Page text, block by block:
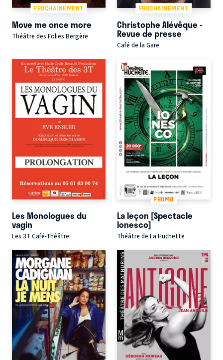
PROCHAINEMENT
Move me once more
Théâtre des Folies Bergère
PROCHAINEMENT
Christophe Alévêque -
Revue de presse
Café de la Gare
Les Monologues du
vagin
Les 3T Café-Théâtre
PROMO
La leçon [Spectacle
Ionesco]
Théâtre de La Huchette